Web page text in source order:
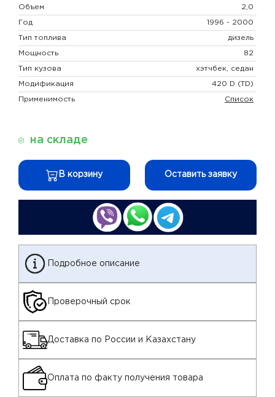
Объем 2,0
Год 1996 - 2000
Тип топлива дизель
Мощность 82
Тип кузова хэтчбек, седан
Модификация 420 D (TD)
Применимость Список
на складе
В корзину Оставить заявку
Подробное описание
Проверочный срок
Доставка по России и Казахстану
Оплата по факту получения товара